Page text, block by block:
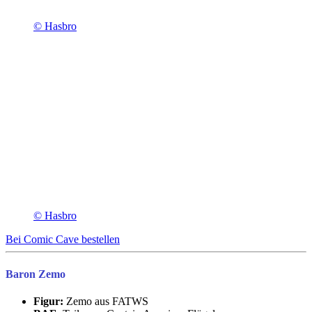
© Hasbro
© Hasbro
Bei Comic Cave bestellen
Baron Zemo
Figur: Zemo aus FATWS